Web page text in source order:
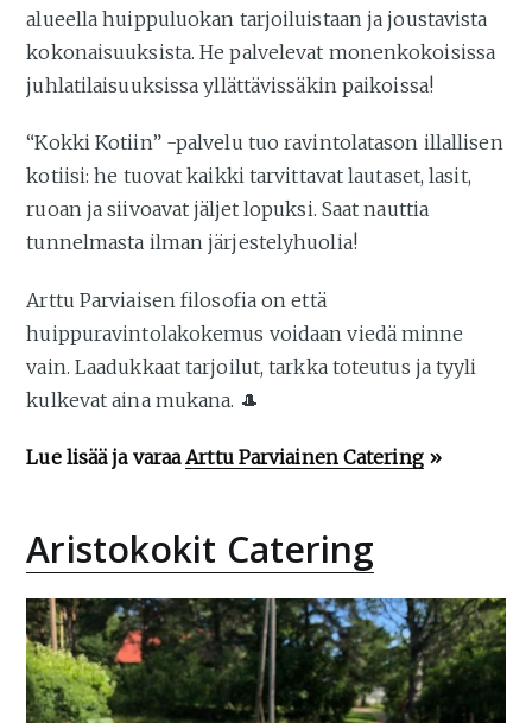
alueella huippuluokan tarjoiluistaan ja joustavista
kokonaisuuksista. He palvelevat monenkokoisissa
juhlatilaisuuksissa yllättävissäkin paikoissa!
“Kokki Kotiin” -palvelu tuo ravintolatason illallisen
kotiisi: he tuovat kaikki tarvittavat lautaset, lasit,
ruoan ja siivoavat jäljet lopuksi. Saat nauttia
tunnelmasta ilman järjestelyhuolia!
Arttu Parviaisen filosofia on että
huippuravintolakokemus voidaan viedä minne
vain. Laadukkaat tarjoilut, tarkka toteutus ja tyyli
kulkevat aina mukana. 🎩
Lue lisää ja varaaArttu Parviainen Catering»
Aristokokit Catering